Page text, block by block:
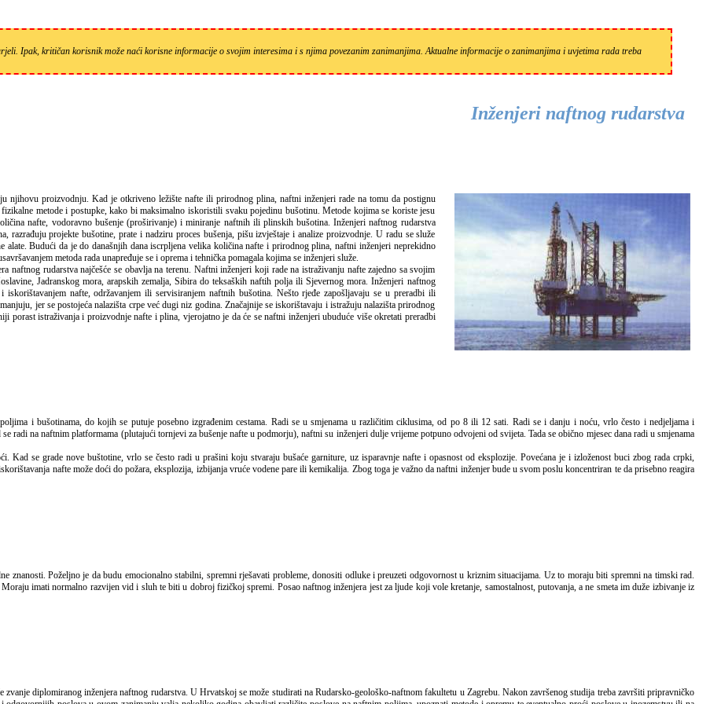
Ipak, kritičan korisnik može naći korisne informacije o svojim interesima i s njima povezanim zanimanjima. Aktualne informacije o zanimanjima i uvjetima rada treba
Inženjeri naftnog rudarstva
metode i postupke, kako bi maksimalno iskoristili svaku pojedinu bušotinu. Metode kojima se koriste jesu
nafte, vodoravno bušenje (proširivanje) i miniranje naftnih ili plinskih bušotina. Inženjeri naftnog rudarstva
projekte bušotine, prate i nadziru proces bušenja, pišu izvještaje i analize proizvodnje. U radu se služe
alate. Budući da je do današnjih dana iscrpljena velika količina nafte i prirodnog plina, naftni inženjeri neprekidno
metoda rada unapređuje se i oprema i tehnička pomagala kojima se inženjeri služe.
rudarstva najčešće se obavlja na terenu. Naftni inženjeri koji rade na istraživanju nafte zajedno sa svojim
Jadranskog mora, arapskih zemalja, Sibira do teksaških naftih polja ili Sjevernog mora. Inženjeri naftnog
nafte, održavanjem ili servisiranjem naftnih bušotina. Nešto rjeđe zapošljavaju se u preradbi ili
jer se postojeća nalazišta crpe već dugi niz godina. Značajnije se iskorištavaju i istražuju nalazišta prirodnog
porast istraživanja i proizvodnje nafte i plina, vjerojatno je da će se naftni inženjeri ubuduće više okretati preradbi
radi na naftnim platformama (plutajući tornjevi za bušenje nafte u podmorju), naftni su inženjeri dulje vrijeme potpuno odvojeni od svijeta. Tada se obično mjesec dana radi u smjenama
se grade nove buštotine, vrlo se često radi u prašini koju stvaraju bušaće garniture, uz isparavnje nafte i opasnost od eksplozije. Povećana je i izloženost buci zbog rada crpki,
nafte može doći do požara, eksplozija, izbijanja vruće vodene pare ili kemikalija. Zbog toga je važno da naftni inženjer bude u svom poslu koncentriran te da prisebno reagira
imati normalno razvijen vid i sluh te biti u dobroj fizičkoj spremi. Posao naftnog inženjera jest za ljude koji vole kretanje, samostalnost, putovanja, a ne smeta im duže izbivanje iz